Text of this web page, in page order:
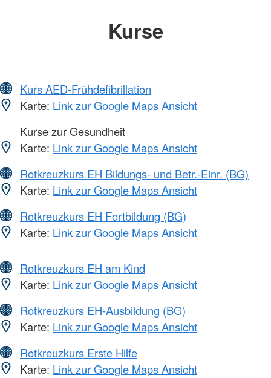
Kurse
Kurs AED-Frühdefibrillation
Karte: Link zur Google Maps Ansicht
Kurse zur Gesundheit
Karte: Link zur Google Maps Ansicht
Rotkreuzkurs EH Bildungs- und Betr.-Einr. (BG)
Karte: Link zur Google Maps Ansicht
Rotkreuzkurs EH Fortbildung (BG)
Karte: Link zur Google Maps Ansicht
Rotkreuzkurs EH am Kind
Karte: Link zur Google Maps Ansicht
Rotkreuzkurs EH-Ausbildung (BG)
Karte: Link zur Google Maps Ansicht
Rotkreuzkurs Erste Hilfe
Karte: Link zur Google Maps Ansicht